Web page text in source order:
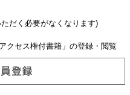
だく必要がなくなります)
クセス権付書籍」の登録・閲覧